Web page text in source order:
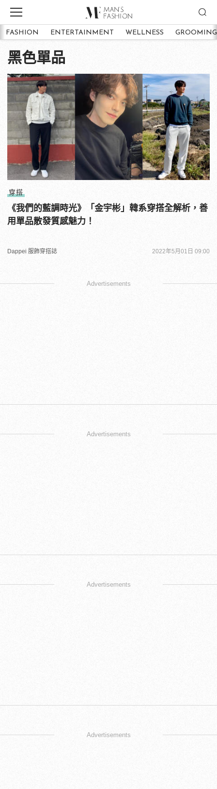
FASHION ENTERTAINMENT WELLNESS GROOMING
黑色單品
穿搭
《我們的藍調時光》「金宇彬」韓系穿搭全解析，善
用單品散發質感魅力！
Dappei 服飾穿搭誌 2022年5月01日 09:00
Advertisements
Advertisements
Advertisements
Advertisements